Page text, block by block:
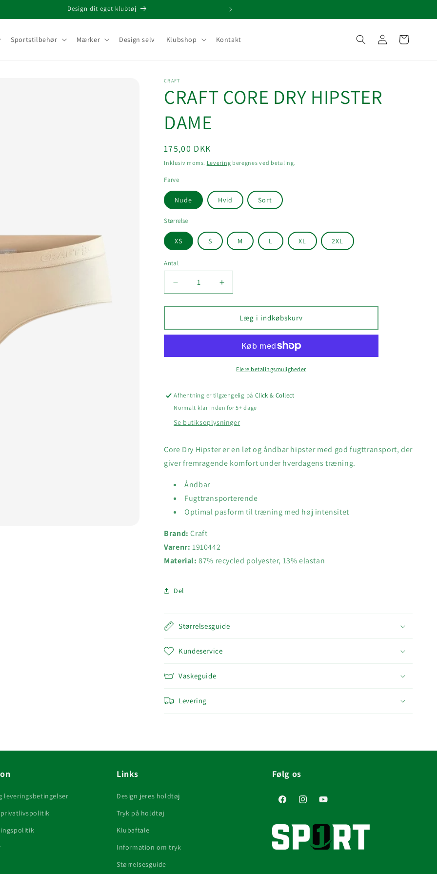
Design dit eget klubtøj
Sportstilbehør Mærker Design selv Klubshop Kontakt
Log
ind
Indkøbskurv
CRAFT
CRAFT CORE DRY HIPSTER
DAME
Normalpris
175,00 DKK
Inklusiv moms. Levering beregnes ved betaling.
Farve
Nude Hvid Sort
Størrelse
XS S M L XL 2XL
Antal
Reducer
antallet
for
CORE
DRY
DAME
Øg
antallet
for
CRAFT
CORE
DRY
HIPSTER
DAME
Læg i indkøbskurv
Flere betalingsmuligheder
Afhentning er tilgængelig på Click & Collect
Normalt klar inden for 5+ dage
Se butiksoplysninger
Core Dry Hipster er en let og åndbar hipster med god fugttransport, der
giver fremragende komfort under hverdagens træning.
Åndbar
Fugttransporterende
Optimal pasform til træning med høj intensitet
Brand: Craft
Varenr: 1910442
Material: 87% recycled polyester, 13% elastan
Del
Størrelsesguide
Kundeservice
Vaskeguide
Levering
leveringsbetingelser
privatlivspolitik
Links
Design jeres holdtøj
Tryk på holdtøj
Klubaftale
Information om tryk
Størrelsesguide
Følg os
FacebookInstagramYouTube